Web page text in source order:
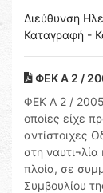
Διεύθυνση
Καταγραφή -
ΦΕΚ Α 2 /
ΦΕΚ Α 2 /
οποίες είχε
αντίστοιχες
στη
πλοία, σε
Συμβουλίου